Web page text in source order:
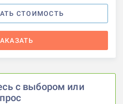
СТОИМОСТЬ
с выбором или